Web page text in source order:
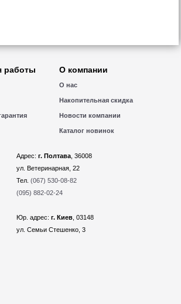
работы О компании
О нас
Накопительная скидка
Новости компании
Каталог новинок
Адрес: г. Полтава, 36008
ул. Ветеринарная, 22
Тел. (067) 530-08-82
(095) 882-02-24
Юр. адрес: г. Киев, 03148
ул. Семьи Стешенко, 3